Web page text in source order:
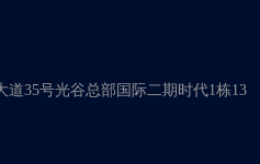
道35号光谷总部国际二期时代1栋13